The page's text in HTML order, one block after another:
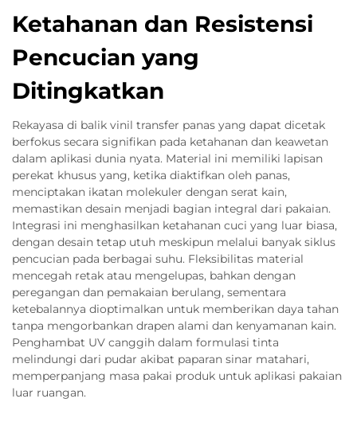
Ketahanan dan Resistensi
Pencucian yang
Ditingkatkan
Rekayasa di balik vinil transfer panas yang dapat dicetak
berfokus secara signifikan pada ketahanan dan keawetan
dalam aplikasi dunia nyata. Material ini memiliki lapisan
perekat khusus yang, ketika diaktifkan oleh panas,
menciptakan ikatan molekuler dengan serat kain,
memastikan desain menjadi bagian integral dari pakaian.
Integrasi ini menghasilkan ketahanan cuci yang luar biasa,
dengan desain tetap utuh meskipun melalui banyak siklus
pencucian pada berbagai suhu. Fleksibilitas material
mencegah retak atau mengelupas, bahkan dengan
peregangan dan pemakaian berulang, sementara
ketebalannya dioptimalkan untuk memberikan daya tahan
tanpa mengorbankan drapen alami dan kenyamanan kain.
Penghambat UV canggih dalam formulasi tinta
melindungi dari pudar akibat paparan sinar matahari,
memperpanjang masa pakai produk untuk aplikasi pakaian
luar ruangan.